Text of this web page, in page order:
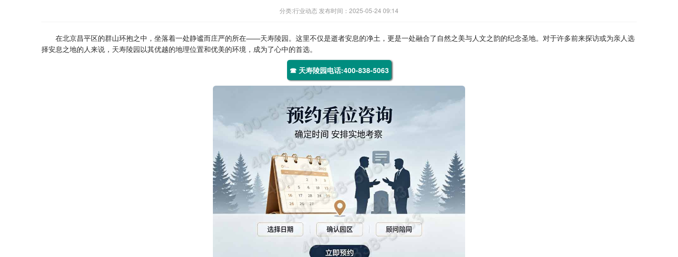
分类:行业动态 发布时间：2025-05-24 09:14
在北京昌平区的群山环抱之中，坐落着一处静谧而庄严的所在——天寿陵园。这里不仅是逝者安息的净土，更是一处融合了自然之美与人文之韵的纪念圣地。对于许多前来探访或为亲人选
择安息之地的人来说， 天寿陵园以其优越的地理位置和优美的环境，成为了心中的首选。
☎ 天寿陵园电话:400-838-5063